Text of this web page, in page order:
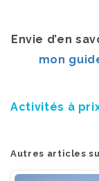
Envie d’en
mon
Activités à
Autres articles